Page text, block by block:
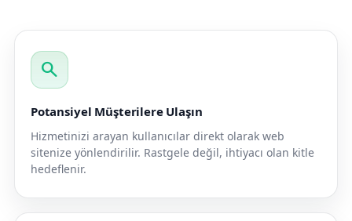
search
Potansiyel Müşterilere Ulaşın
Hizmetinizi arayan kullanıcılar direkt olarak web
sitenize yönlendirilir. Rastgele değil, ihtiyacı olan kitle
hedeflenir.